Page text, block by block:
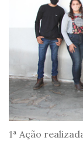
1ª Ação